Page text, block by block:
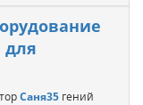
для
Саня35 гений